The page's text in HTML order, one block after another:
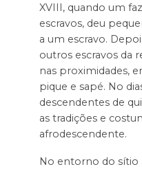
XVIII, quando um
escravos, deu
a um escravo.
outros escravos da
nas proximidades,
pique e sapé. No
descendentes de
as tradições e
afrodescendente.
No entorno do sítio